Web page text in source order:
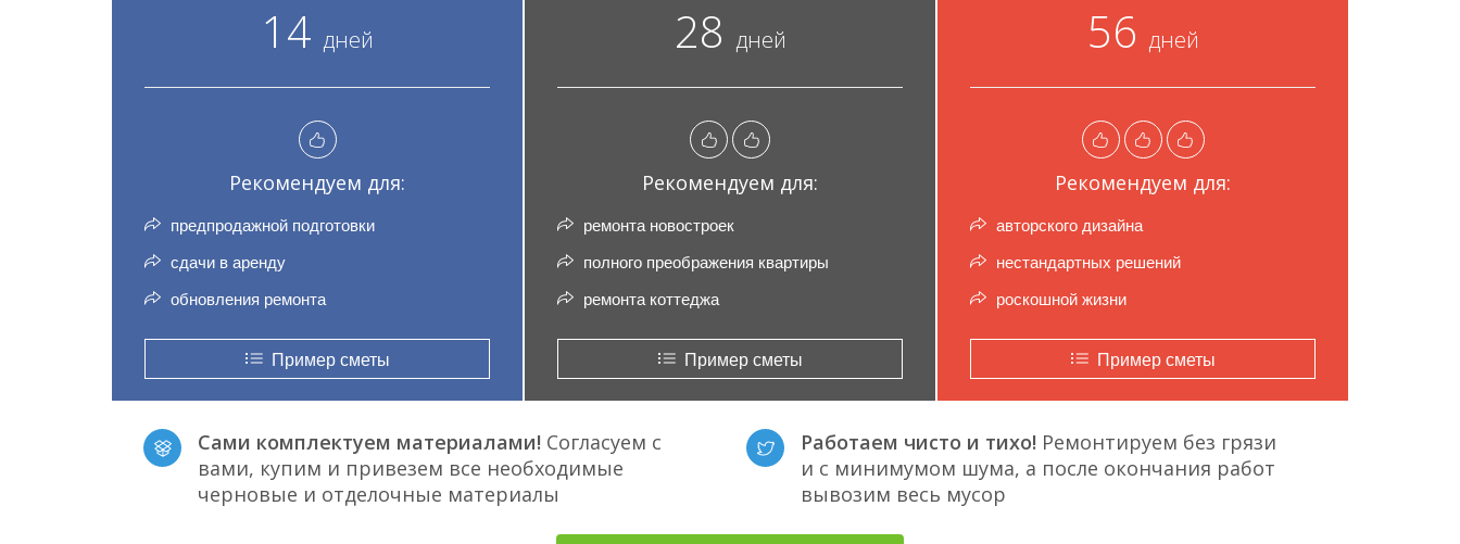
14 дней
Рекомендуем для:
предпродажной подготовки
сдачи в аренду
обновления ремонта
Пример сметы
28 дней
Рекомендуем для:
ремонта новостроек
полного преображения квартиры
ремонта коттеджа
Пример сметы
56 дней
Рекомендуем для:
авторского дизайна
нестандартных решений
роскошной жизни
Пример сметы
Сами комплектуем материалами! Согласуем с
вами, купим и привезем все необходимые
черновые и отделочные материалы
Работаем чисто и тихо! Ремонтируем без грязи
и с минимумом шума, а после окончания работ
вывозим весь мусор